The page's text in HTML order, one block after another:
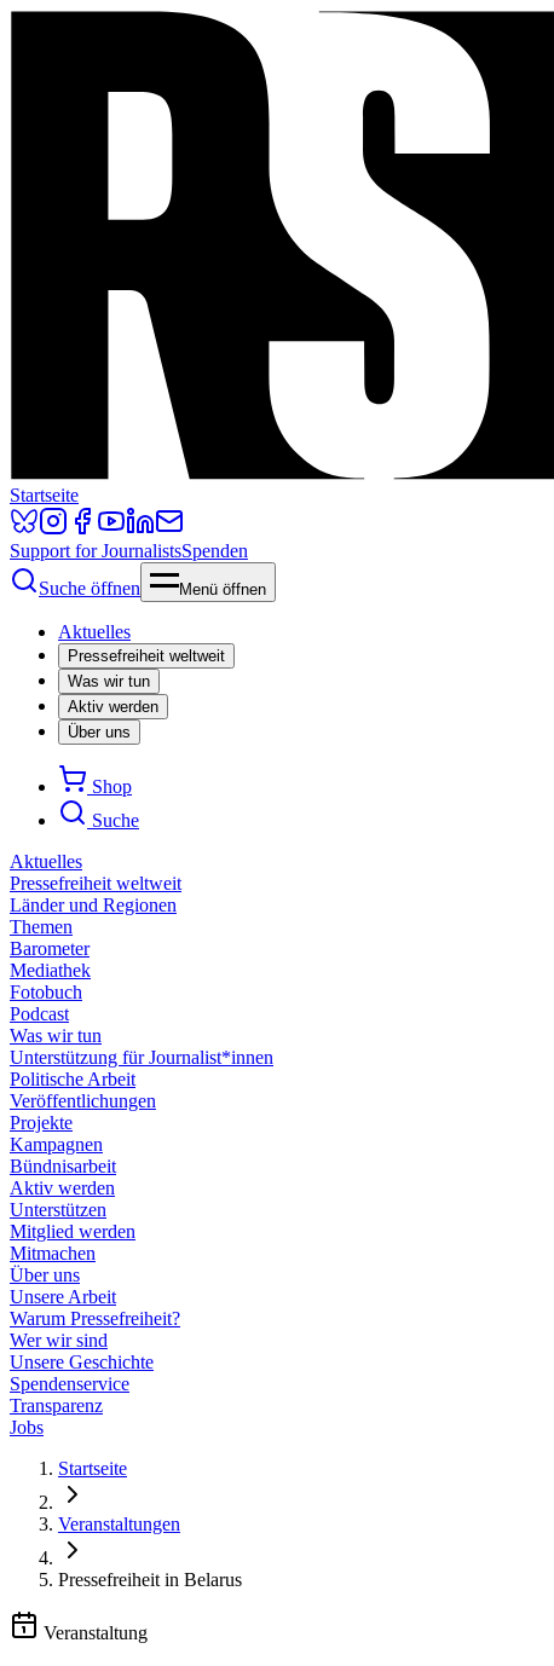
Startseite
Support for JournalistsSpenden
Suche öffnen
Menü öffnen
Aktuelles
Pressefreiheit weltweit
Was wir tun
Aktiv werden
Über uns
Shop
Suche
Aktuelles
Pressefreiheit weltweit
Länder und Regionen
Themen
Barometer
Mediathek
Fotobuch
Podcast
Was wir tun
Unterstützung für Journalist*innen
Politische Arbeit
Veröffentlichungen
Projekte
Kampagnen
Bündnisarbeit
Aktiv werden
Unterstützen
Mitglied werden
Mitmachen
Über uns
Unsere Arbeit
Warum Pressefreiheit?
Wer wir sind
Unsere Geschichte
Spendenservice
Transparenz
Jobs
Startseite
Veranstaltungen
Pressefreiheit in Belarus
Veranstaltung